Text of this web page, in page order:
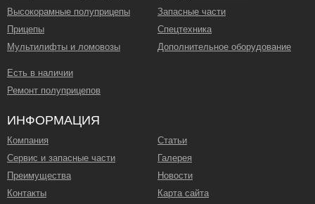
Высокорамные полуприцепы
Прицепы
Мультилифты и ломовозы
Запасные части
Спецтехника
Дополнительное оборудование
Есть в наличии
Ремонт полуприцепов
ИНФОРМАЦИЯ
Компания
Сервис и запасные части
Преимущества
Контакты
Статьи
Галерея
Новости
Карта сайта